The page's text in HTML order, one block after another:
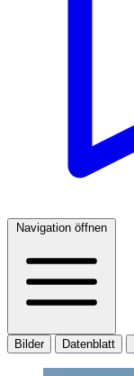
Navigation öffnen
Bilder Datenblatt